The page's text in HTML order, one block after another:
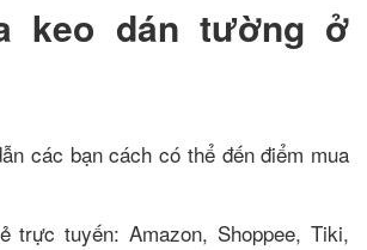
keo dán tường ở
các bạn cách có thể đến điểm mua
trực tuyến: Amazon, Shoppee, Tiki,